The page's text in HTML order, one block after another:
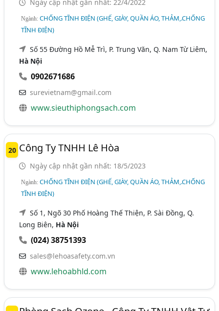
Ngày cập nhật gần nhất: 22/4/2022
Ngành:CHỐNG TĨNH ĐIỆN (GHẾ, GIÀY, QUẦN ÁO, THẢM,.CHỐNG
TĨNH ĐIỆN)
Số 55 Đường Hồ Mễ Trì, P. Trung Văn, Q. Nam Từ Liêm,
Hà Nội
0902671686
surevietnam@gmail.com
www.sieuthiphongsach.com
20 Công Ty TNHH Lê Hòa
Ngày cập nhật gần nhất: 18/5/2023
Ngành:CHỐNG TĨNH ĐIỆN (GHẾ, GIÀY, QUẦN ÁO, THẢM,.CHỐNG
TĨNH ĐIỆN)
Số 1, Ngõ 30 Phố Hoàng Thế Thiện, P. Sài Đồng, Q.
Long Biên, Hà Nội
(024) 38751393
sales@lehoasafety.com.vn
www.lehoabhld.com